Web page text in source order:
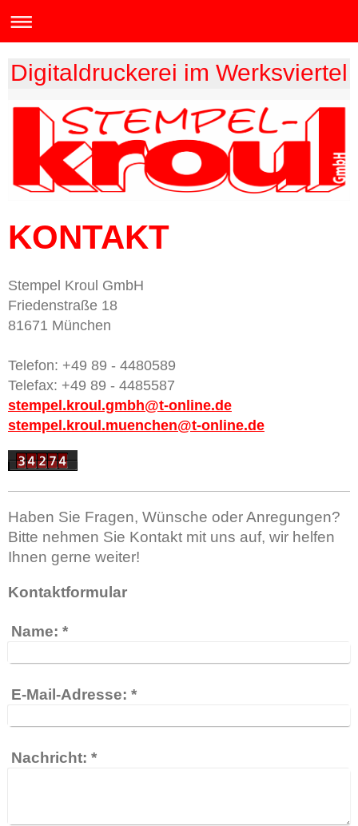
Digitaldruckerei im Werksviertel
KONTAKT
Stempel Kroul GmbH
Friedenstraße 18
81671 München
Telefon: +49 89 - 4480589
Telefax: +49 89 - 4485587
stempel.kroul.gmbh@t-online.de
stempel.kroul.muenchen@t-online.de
Haben Sie Fragen, Wünsche oder Anregungen?
Bitte nehmen Sie Kontakt mit uns auf, wir helfen
Ihnen gerne weiter!
Kontaktformular
Name: *
E-Mail-Adresse: *
Nachricht: *